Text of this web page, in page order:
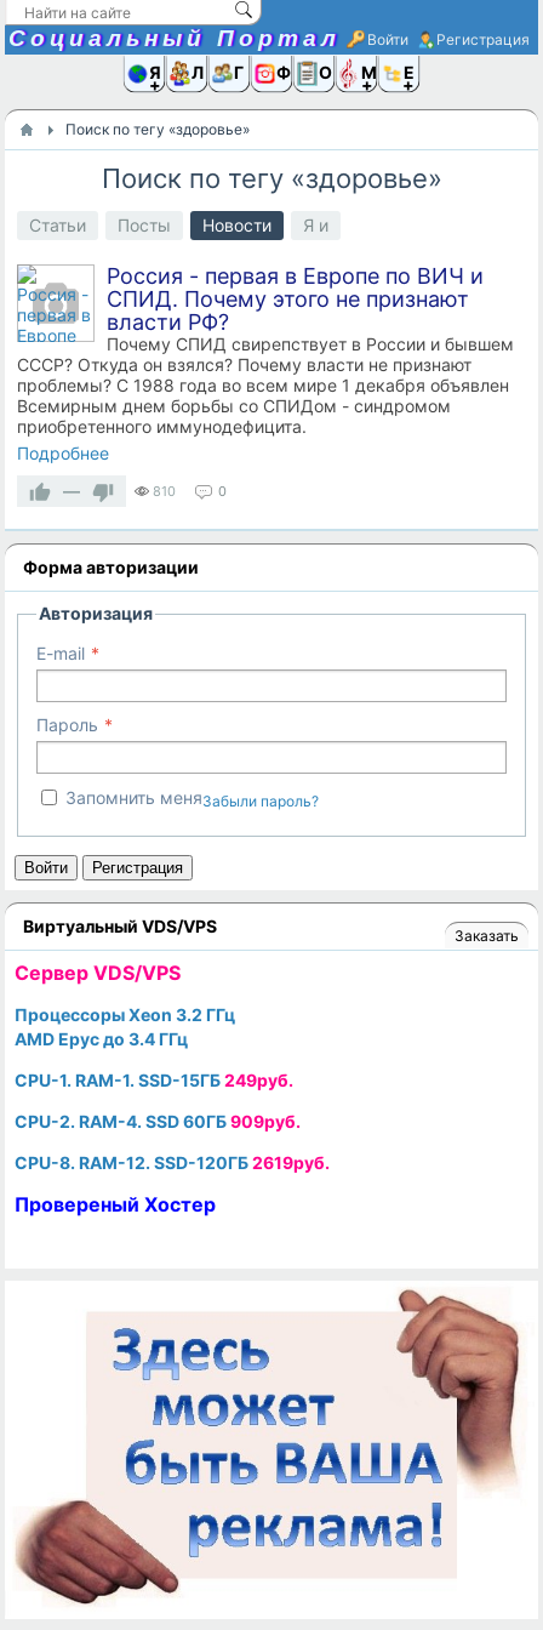
Социальный Портал Войти Регистрация
Я иЛюди
Группы
Фото Ещё
Поиск по тегу «здоровье»
Поиск по тегу «здоровье»
Статьи Посты Новости Я и
Россия - первая в Европе по ВИЧ и
СПИД. Почему этого не признают
власти РФ?
Почему СПИД свирепствует в России и бывшем
СССР? Откуда он взялся? Почему власти не признают
проблемы? С 1988 года во всем мире 1 декабря объявлен
Всемирным днем борьбы со СПИДом - синдромом
приобретенного иммунодефицита.
Подробнее
—
810 0
Форма авторизации
Авторизация
E-mail
Пароль
Запомнить меняЗабыли пароль?
Войти Регистрация
Виртуальный VDS/VPS Заказать
Cервер VDS/VPS
Процессоры Xeon 3.2 ГГц
AMD Epyc до 3.4 ГГц
CPU-1. RAM-1. SSD-15ГБ249руб.
CPU-2. RAM-4. SSD 60ГБ909руб.
CPU-8. RAM-12. SSD-120ГБ2619руб.
Провереный Хостер